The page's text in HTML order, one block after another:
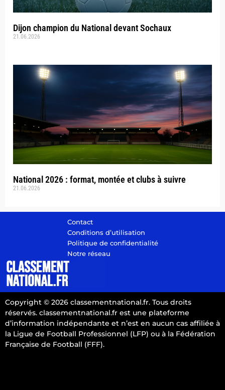
Dijon champion du National devant Sochaux
21.06.2026
National 2026 : format, montée et clubs à suivre
21.06.2026
Contact
Conditions d’utilisation
Politique de confidentialité
Notre réseau
Copyright © 2026 classementnational.fr. Tous droits
réservés. classementnational.fr est une plateforme
d’information indépendante et n’est en aucun cas affiliée à
la Ligue de Football Professionnel (LFP) ou à la Fédération
Française de Football (FFF).